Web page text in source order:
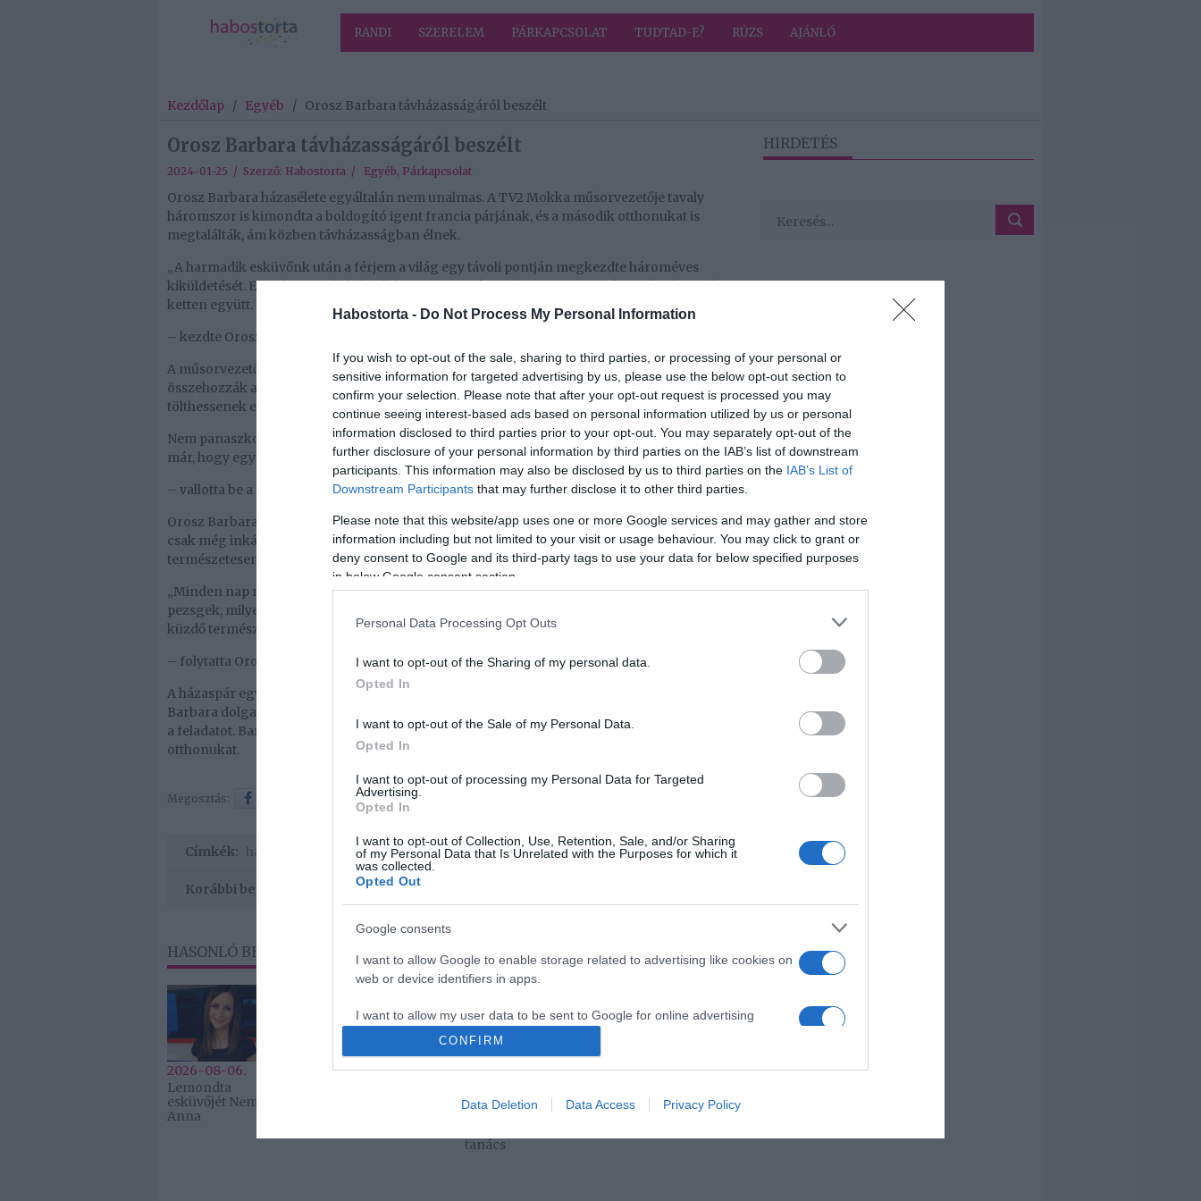
Habostorta - Do Not Process My Personal Information
If you wish to opt-out of the sale, sharing to third parties, or processing of your personal or
sensitive information for targeted advertising by us, please use the below opt-out section to
confirm your selection. Please note that after your opt-out request is processed you may
continue seeing interest-based ads based on personal information utilized by us or personal
information disclosed to third parties prior to your opt-out. You may separately opt-out of the
further disclosure of your personal information by third parties on the IAB’s list of downstream
participants. This information may also be disclosed by us to third parties on the IAB’s List of
Downstream Participants that may further disclose it to other third parties.
Please note that this website/app uses one or more Google services and may gather and store
information including but not limited to your visit or usage behaviour. You may click to grant or
deny consent to Google and its third-party tags to use your data for below specified purposes
in below Google consent section.
Personal Data Processing Opt Outs
I want to opt-out of the Sharing of my personal data.
Opted In
I want to opt-out of the Sale of my Personal Data.
Opted In
I want to opt-out of processing my Personal Data for Targeted
Advertising.
Opted In
I want to opt-out of Collection, Use, Retention, Sale, and/or Sharing
of my Personal Data that Is Unrelated with the Purposes for which it
was collected.
Opted Out
Google consents
I want to allow Google to enable storage related to advertising like cookies on
web or device identifiers in apps.
I want to allow my user data to be sent to Google for online advertising
I want to allow Google to send me personalized advertising.
I want to allow Google to enable storage related to analytics like cookies on
CONFIRM
Data Deletion Data Access Privacy Policy
RANDI SZERELEM PÁRKAPCSOLAT TUDTAD-E? RÚZS AJÁNLÓ
Kezdőlap / Egyéb / Orosz Barbara távházasságáról beszélt
Orosz Barbara távházasságáról beszélt
2024-01-25 / Szerző: Habostorta / Egyéb, Párkapcsolat
Orosz Barbara házasélete egyáltalán nem unalmas. A TV2 Mokka műsorvezetője tavaly
háromszor is kimondta a boldogító igent francia párjának, és a második otthonukat is
megtalálták, ám közben távházasságban élnek.
„A harmadik esküvőnk után a férjem a világ egy távoli pontján megkezdte hároméves
kiküldetését. Ez még ugye, két és fél évig tart, ezután pedig Magyarországon élünk majd
ketten együtt. Itt lesz a bázis, innen megyünk majd ide-oda”
– kezdte Orosz Barbara.
A műsorvezető kiemelte, hogy a férjével nyár óta másfél, maximum kéthavonta
összehozzák a találkozást, és ilyenkor úgy szervezik az életüket, hogy minél több időt
tölthessenek együtt, tehát ezek nagyon intenzív időszakok.
Nem panaszkodom, mert ezt vállaltuk, de persze, nagyon hiányzik, és iszonyatosan várom
már, hogy együtt éljünk
– vallotta be a Mokka műsorvezetője.
Orosz Barbara hozzátette: mindketten érzik, milyen erős a kapcsolatuk, és ez a távházasság
csak még inkább összekovácsolja őket, valamint mindketten karrieristák, ezért
természetesen tiszteletben tartják azt, hogy a másiknak mi a jó.
„Minden nap rengeteget beszélünk, kölcsönös a rajongásunk. A férjem érzi, hogy mitől
pezsgek, milyen kihívások vonzanak és foglalkoztatnak. Pontosan tudja, hogy határozott,
küzdő természet vagyok”
– folytatta Orosz Barbara, hozzátéve: nincs az a projekt, amit ne vinne sikerre.
A házaspár egyébként Badacsonynál találta meg az álomotthonát, a felújítás pedig Orosz
Barbara dolga. A műsorvezető elárulta, hogy a férje mindent rábízott, ő pedig nagyon élvezi
a feladatot. Barbara reméli, hogy a férjének eláll a lélegzete, ha meglátja majd a közös
otthonukat.
Megosztás: Twitter
Címkék: házasság Orosz Barbara,távkapcsolat,álomotthon, felújítás ,Badacsony
Korábbi bejegyzések
HASONLÓ BEJEGYZÉSEK
2026-08-06.
Lemondta
esküvőjét Nemes
Anna
2026-08-06.
2026-08-05.
egy érzelmileg
tanács
2026-08-05.
(Mogyorós-
Kókuszos Hűsítő)
HIRDETÉS